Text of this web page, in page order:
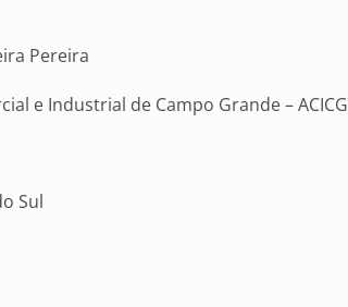
Pereira
e Industrial de Campo Grande – ACICG
Sul